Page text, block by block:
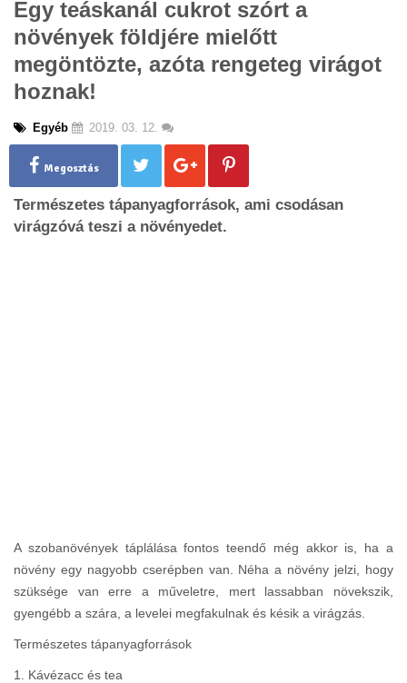
n
Egy teáskanál cukrot szórt a
növények földjére mielőtt
megöntözte, azóta rengeteg virágot
hoznak!
Egyéb 2019. 03. 12.
Megosztás
Természetes tápanyagforrások, ami csodásan
virágzóvá teszi a növényedet.
A szobanövények táplálása fontos teendő még akkor is, ha a
növény egy nagyobb cserépben van. Néha a növény jelzi, hogy
szüksége van erre a műveletre, mert lassabban növekszik,
gyengébb a szára, a levelei megfakulnak és késik a virágzás.
Természetes tápanyagforrások
1. Kávézacc és tea